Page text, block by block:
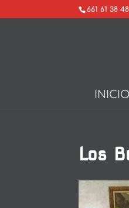
661 61 38 48
INICIO
Los